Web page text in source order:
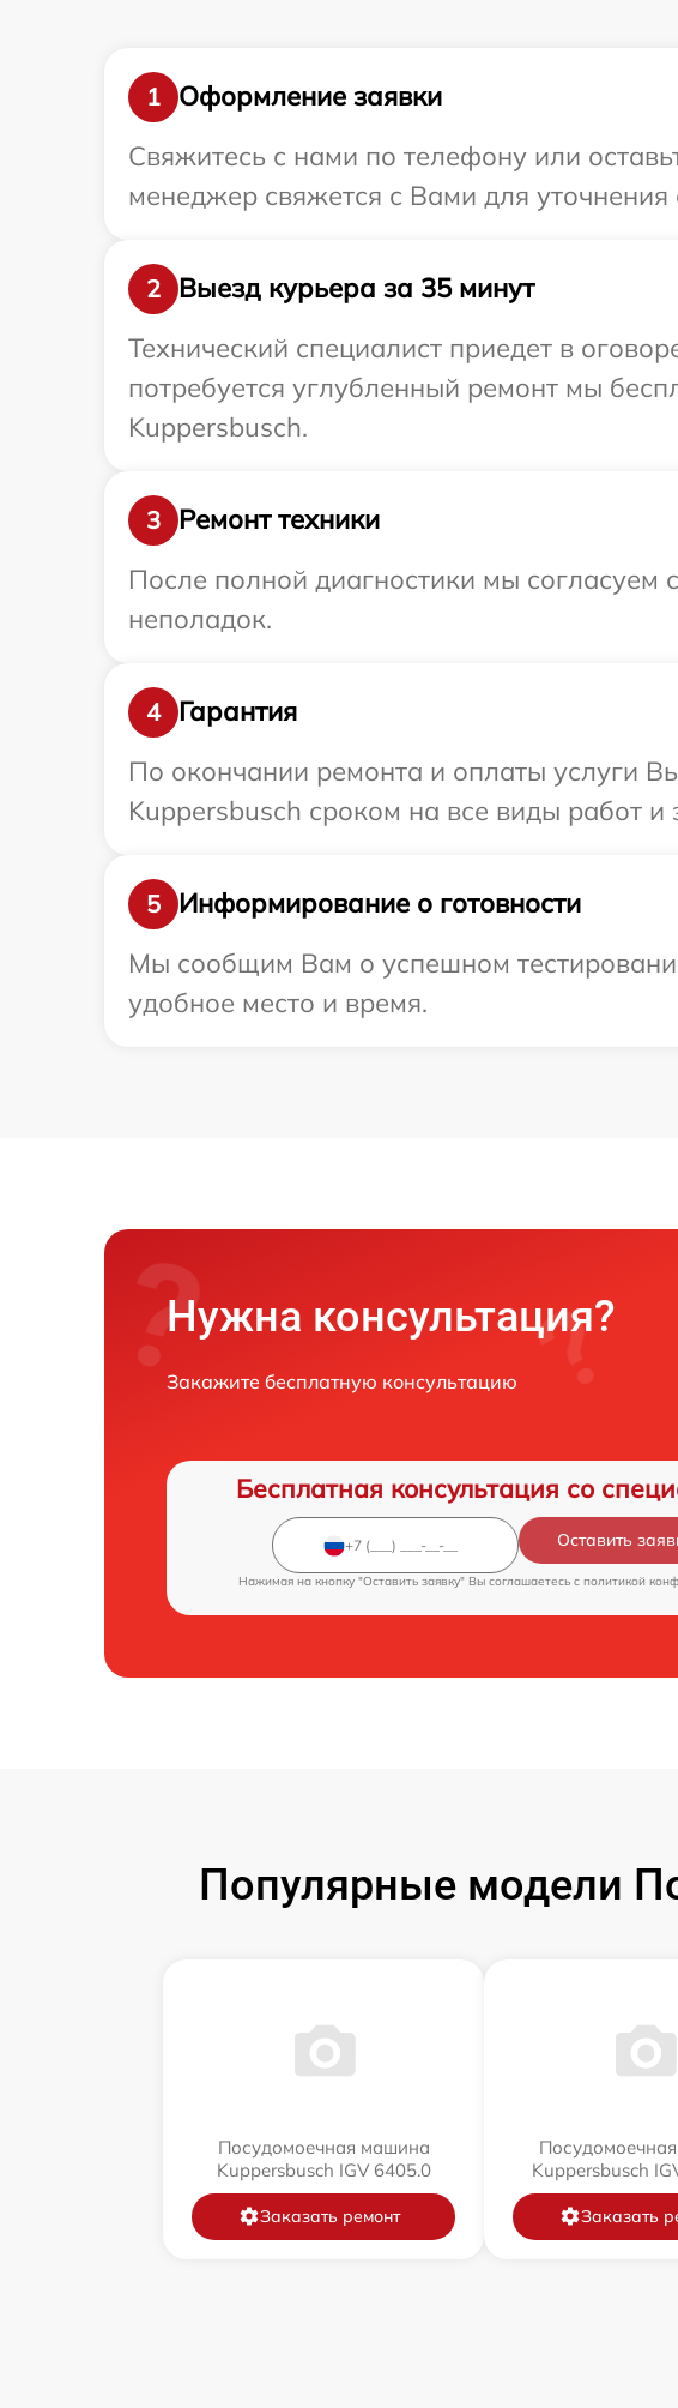
1
Оформление заявки
Свяжитесь с нами по телефону или
менеджер свяжется с Вами для
2
Выезд курьера за 35 минут
Технический специалист приедет в
потребуется углубленный ремонт мы
Kuppersbusch.
3
Ремонт техники
После полной диагностики мы согласуем
неполадок.
4
Гарантия
По окончании ремонта и оплаты услуги
Kuppersbusch сроком на все виды работ и
5
Информирование о готовности
Мы сообщим Вам о успешном
удобное место и время.
Нужна консультация?
Закажите бесплатную консультацию
Бесплатная консультация со
Оставить
Нажимая на кнопку "Оставить заявку" Вы соглашаетесь c политикой
Популярные модели
Посудомоечная машина
Kuppersbusch IGV 6405.0
Заказать ремонт
Kuppersbusch
Заказать